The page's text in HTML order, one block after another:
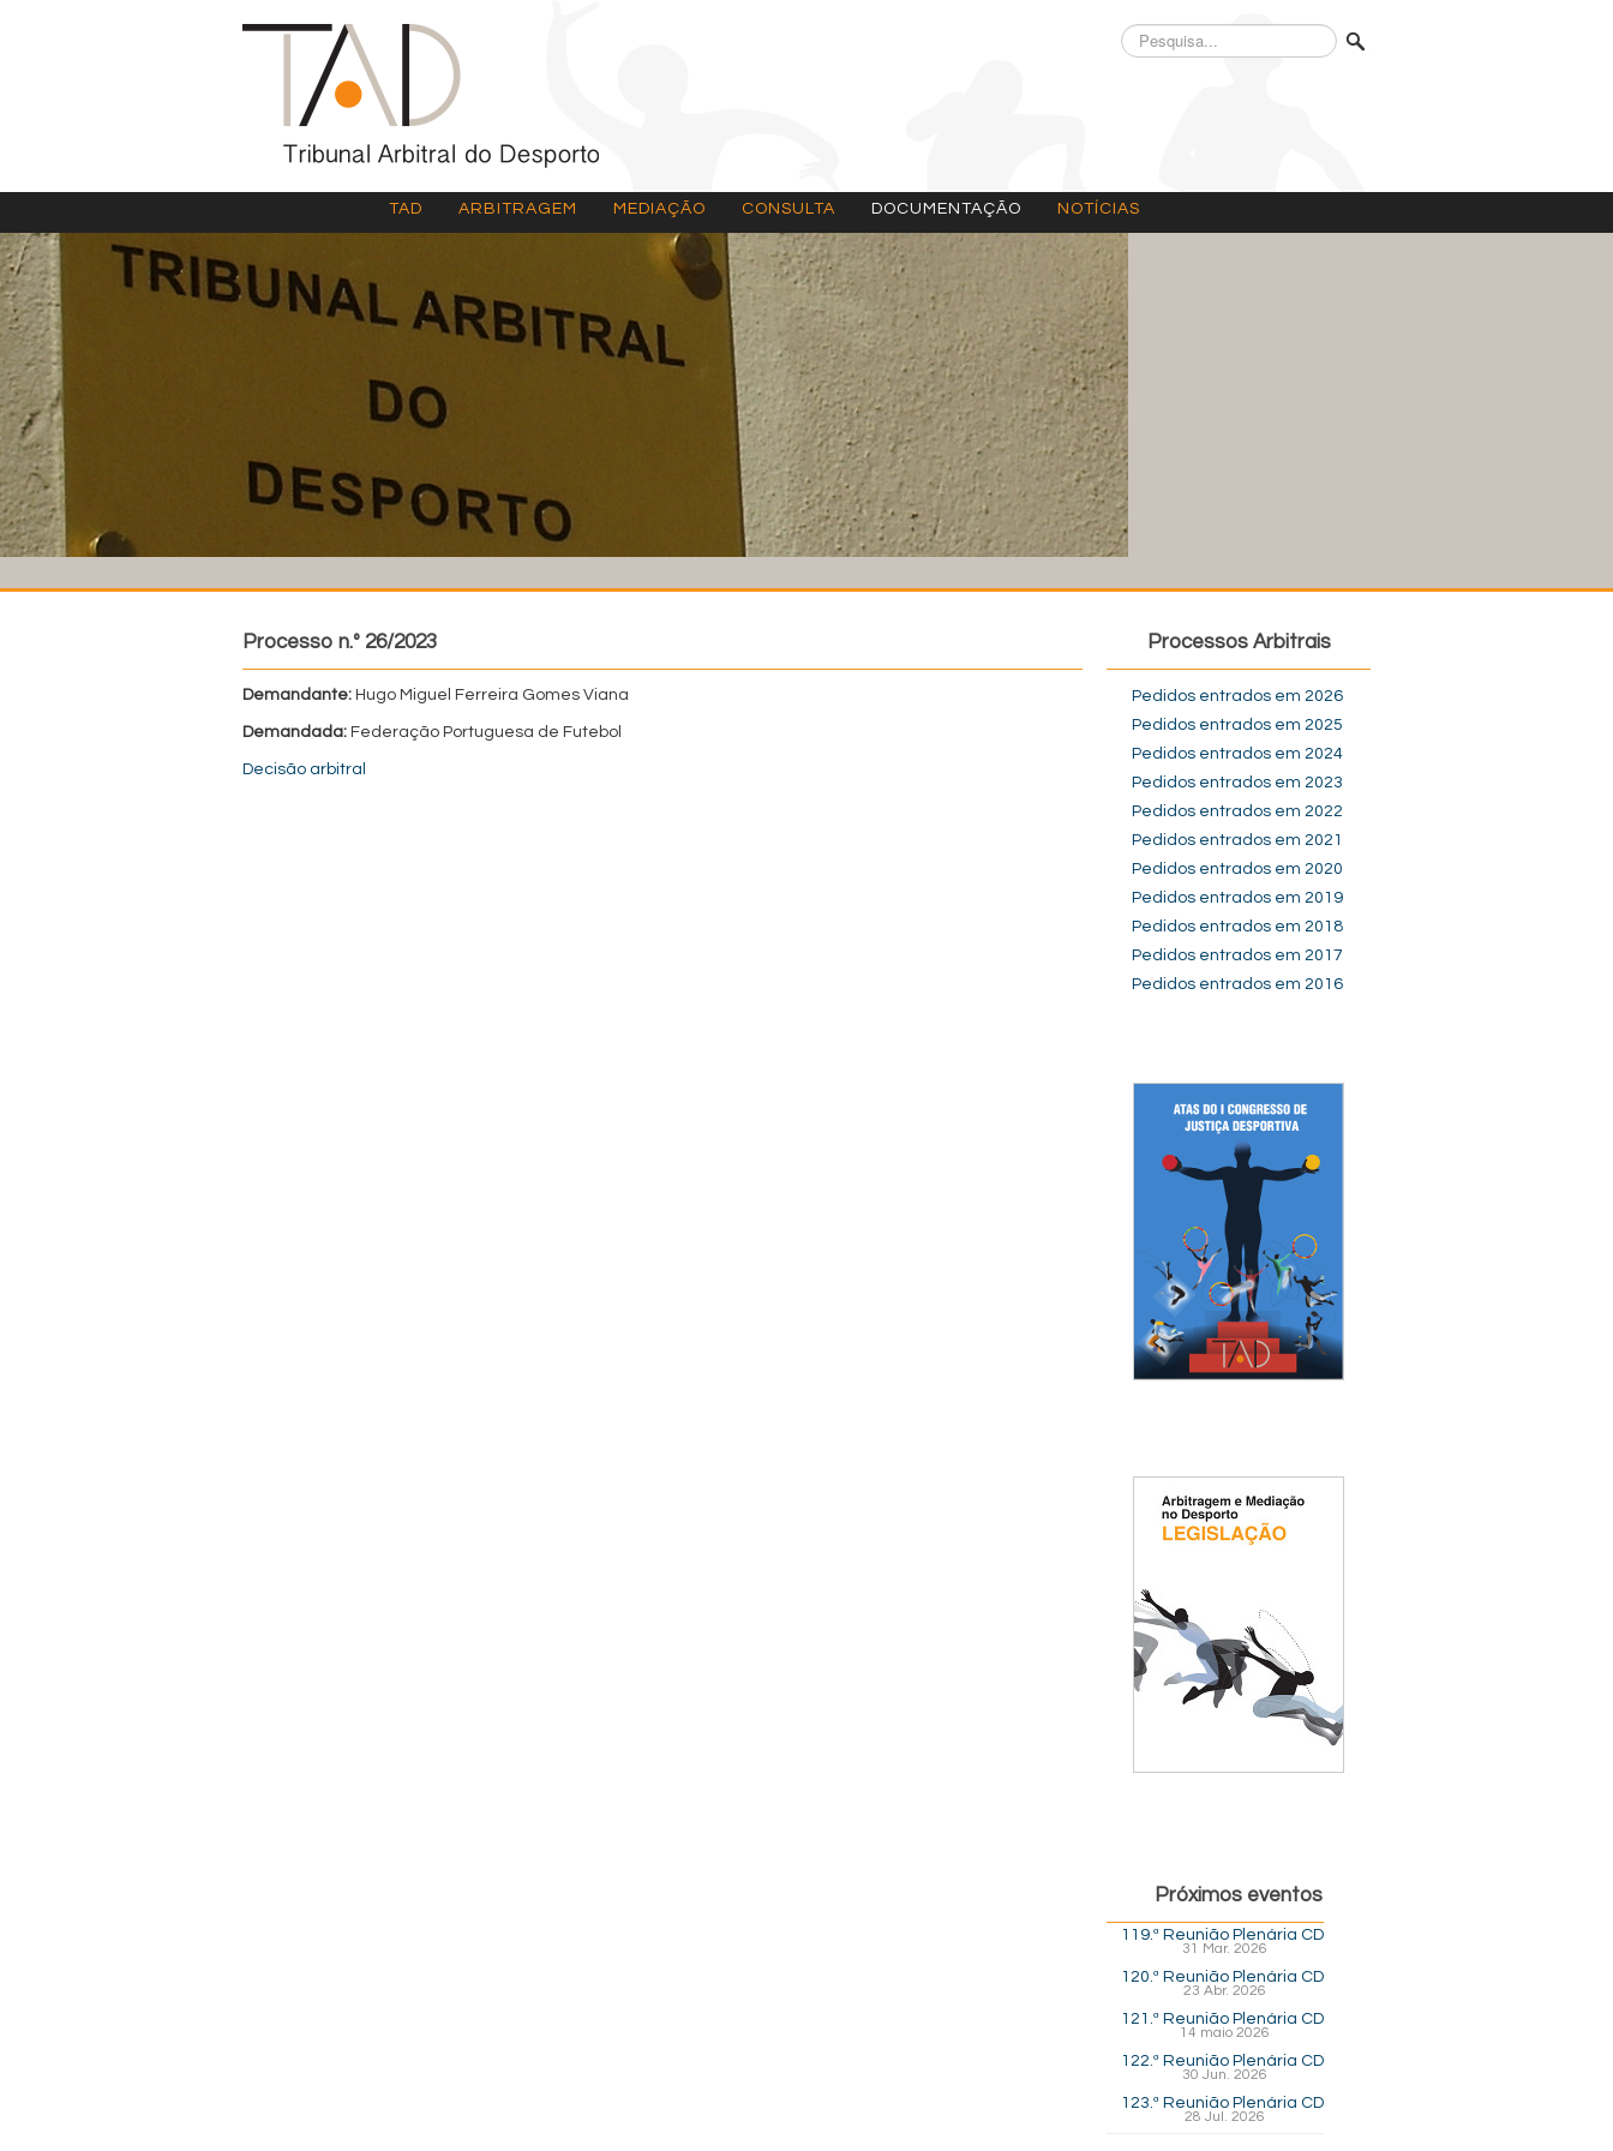
Pesquisa...
TAD ARBITRAGEM MEDIAÇÃO CONSULTA DOCUMENTAÇÃO NOTÍCIAS
Processo n.º 26/2023
Demandante: Hugo Miguel Ferreira Gomes Viana
Demandada: Federação Portuguesa de Futebol
Decisão arbitral
Processos Arbitrais
Pedidos entrados em 2026
Pedidos entrados em 2025
Pedidos entrados em 2024
Pedidos entrados em 2023
Pedidos entrados em 2022
Pedidos entrados em 2021
Pedidos entrados em 2020
Pedidos entrados em 2019
Pedidos entrados em 2018
Pedidos entrados em 2017
Pedidos entrados em 2016
Próximos eventos
119.ª Reunião Plenária CD
31 Mar. 2026
120.ª Reunião Plenária CD
23 Abr. 2026
121.ª Reunião Plenária CD
14 maio 2026
122.ª Reunião Plenária CD
30 Jun. 2026
123.ª Reunião Plenária CD
28 Jul. 2026